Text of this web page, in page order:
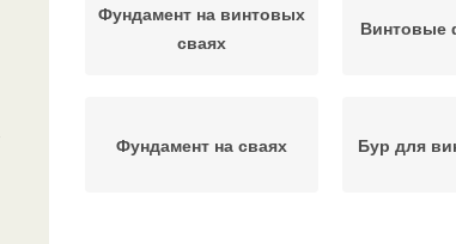
Фундамент на винтовых
сваях
Винтовые
Фундамент на сваях Бур для